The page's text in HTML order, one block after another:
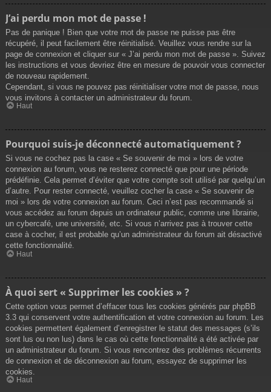
J’ai perdu mon mot de passe !
Pas de panique ! Bien que votre mot de passe ne puisse pas être
récupéré, il peut facilement être réinitialisé. Veuillez vous rendre sur la
page de connexion et cliquer sur « J’ai perdu mon mot de passe ». Suivez
les instructions et vous devriez être en mesure de pouvoir vous connecter
de nouveau rapidement.
Cependant, si vous ne pouvez pas réinitialiser votre mot de passe, nous
vous invitons à contacter un administrateur du forum.
Haut
Pourquoi suis-je déconnecté automatiquement ?
Si vous ne cochez pas la case « Se souvenir de moi » lors de votre
connexion au forum, vous ne resterez connecté que pour une période
prédéfinie. Cela permet d’éviter que votre compte soit utilisé par quelqu’un
d’autre. Pour rester connecté, veuillez cocher la case « Se souvenir de
moi » lors de votre connexion au forum. Ceci n’est pas recommandé si
vous accédez au forum depuis un ordinateur public, comme une librairie,
un cybercafé, une université, etc. Si vous n’arrivez pas à trouver cette
case à cocher, il est probable qu’un administrateur du forum ait désactivé
cette fonctionnalité.
Haut
À quoi sert « Supprimer les cookies » ?
Cette option vous permet d’effacer tous les cookies générés par phpBB
3.3 qui conservent votre authentification et votre connexion au forum. Les
cookies permettent également d’enregistrer le statut des messages (s’ils
sont lus ou non lus) dans le cas où cette fonctionnalité a été activée par
un administrateur du forum. Si vous rencontrez des problèmes récurrents
de connexion et de déconnexion au forum, essayez de supprimer les
cookies.
Haut